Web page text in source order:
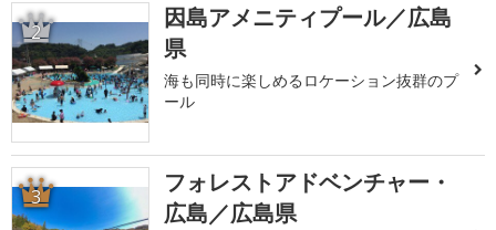
2
因島アメニティプール／広島
県
海も同時に楽しめるロケーション抜群のプ
ール
3
フォレストアドベンチャー・
広島／広島県